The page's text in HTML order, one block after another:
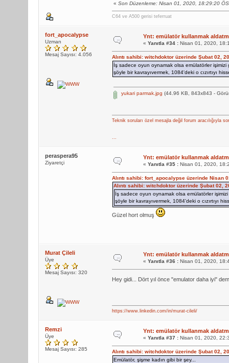
« Son Düzenleme: Nisan 01, 2020, 18:29:20
C64 ve A500 gerisi teferruat
fort_apocalypse
Uzman
Mesaj Sayısı: 4.056
Ynt: emülatör kullanmak
« Yanıtla #34 :Nisan 01, 2020,
Alıntı sahibi: witchdoktor üzerinde Şubat 02,
İş sadece oyun oynamak olsa emülatörler
şöyle bir kavrayıvermek, 1084'deki o cızırtıyı
yukari parmak.jpg (44.96 KB, 843x843 -
Teknik soruları özel mesajla değil forum aracılığıyla
...
peraspera95
Ziyaretçi
Ynt: emülatör kullanmak
« Yanıtla #35 :Nisan 01, 2020,
Alıntı sahibi: fort_apocalypse üzerinde Nisan
Alıntı sahibi: witchdoktor üzerinde Şubat 02,
İş sadece oyun oynamak olsa emülatörler
şöyle bir kavrayıvermek, 1084'deki o cızırtıyı
Güzel hort olmuş
Murat Çileli
Üye
Mesaj Sayısı: 320
Ynt: emülatör kullanmak
« Yanıtla #36 :Nisan 01, 2020,
Hey gidi... Dört yıl önce "emulator daha iyi"
https://www.linkedin.com/in/murat-cileli/
Remzi
Üye
Mesaj Sayısı: 285
Ynt: emülatör kullanmak
« Yanıtla #37 :Nisan 01, 2020,
Alıntı sahibi: witchdoktor üzerinde Şubat 02,
Emülatör, şişme kadın gibi bir şey...